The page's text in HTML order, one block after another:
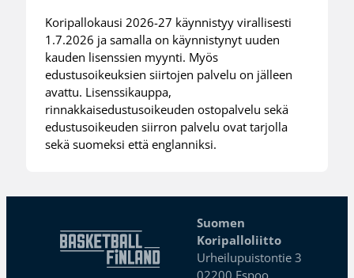
Koripallokausi 2026-27 käynnistyy virallisesti
1.7.2026 ja samalla on käynnistynyt uuden
kauden lisenssien myynti. Myös
edustusoikeuksien siirtojen palvelu on jälleen
avattu. Lisenssikauppa,
rinnakkaisedustusoikeuden ostopalvelu sekä
edustusoikeuden siirron palvelu ovat tarjolla
sekä suomeksi että englanniksi.
Suomen
Koripalloliitto
Urheilupuistontie 3
02200 Espoo